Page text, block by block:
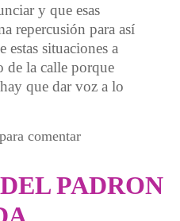
y que esas
repercusión para así
estas situaciones a
de la calle porque
que dar voz a lo
SIRVEN NUESTRAS
para comentar
PADRON